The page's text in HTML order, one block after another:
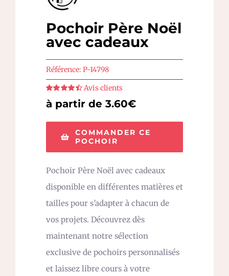
Pochoir Père Noël
avec cadeaux
Référence: P-14798
Note
sur
5
Avis clients
à partir de 3.60€
COMMANDER CE
POCHOIR
Pochoir Père Noël avec cadeaux
disponible en différentes matières et
tailles pour s’adapter à chacun de
vos projets. Découvrez dès
maintenant notre sélection
exclusive de pochoirs personnalisés
et laissez libre cours à votre